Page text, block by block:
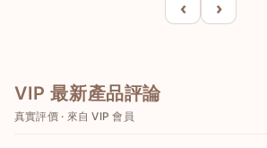
‹ ›
VIP 最新產品評論
真實評價 · 來自 VIP 會員